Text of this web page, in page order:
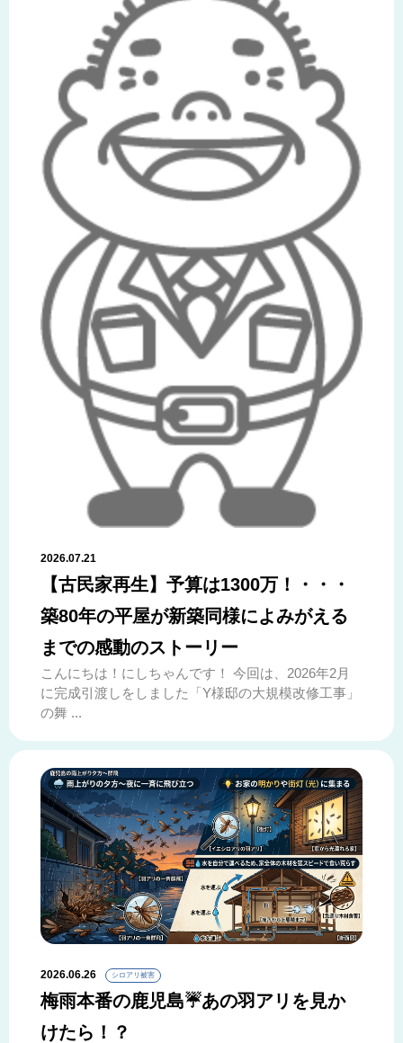
2026.07.21
【古民家再生】予算は1300万！・・・
築80年の平屋が新築同様によみがえる
までの感動のストーリー
こんにちは！にしちゃんです！ 今回は、2026年2月
に完成引渡しをしました「Y様邸の大規模改修工事」
の舞 ...
2026.06.26 シロアリ被害
梅雨本番の鹿児島☔あの羽アリを見か
けたら！？